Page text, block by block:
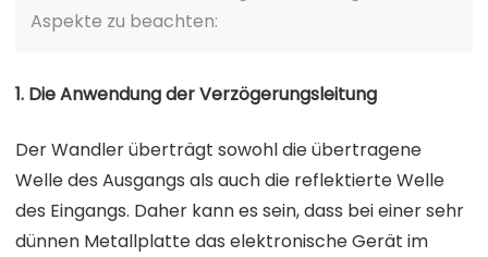
Aspekte zu beachten:
1. Die Anwendung der Verzögerungsleitung
Der Wandler überträgt sowohl die übertragene
Welle des Ausgangs als auch die reflektierte Welle
des Eingangs. Daher kann es sein, dass bei einer sehr
dünnen Metallplatte das elektronische Gerät im